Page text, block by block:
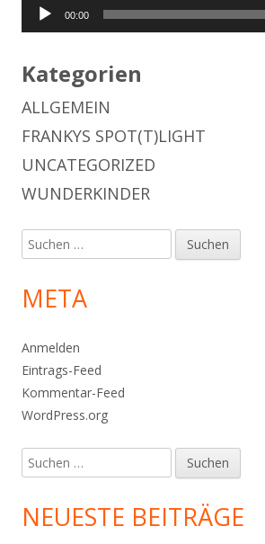
00:00
Kategorien
ALLGEMEIN
FRANKYS SPOT(T)LIGHT
UNCATEGORIZED
WUNDERKINDER
Suchen
nach:
META
Anmelden
Eintrags-Feed
Kommentar-Feed
WordPress.org
Suchen
nach:
NEUESTE BEITRÄGE